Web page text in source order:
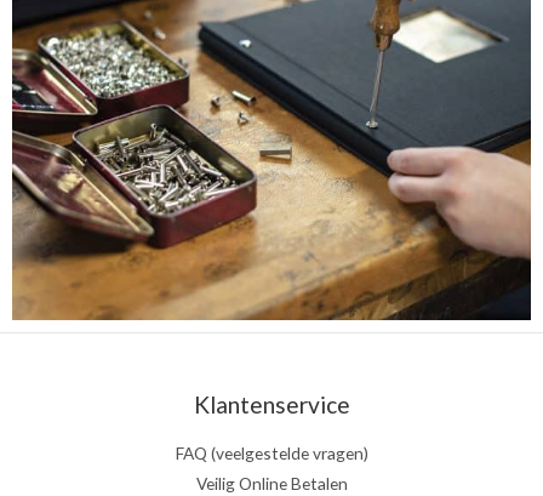
Klantenservice
FAQ (veelgestelde vragen)
Veilig Online Betalen